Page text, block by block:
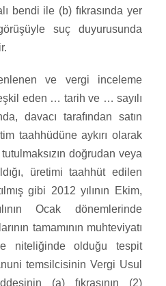
bendi ile (b) fıkrasında yer
suç duyurusunda
ve vergi inceleme
eden … tarih ve … sayılı
davacı tarafından satın
taahhüdüne aykırı olarak
doğrudan veya
üretimi taahhüt edilen
gibi 2012 yılının Ekim,
Ocak dönemlerinde
tamamının muhteviyatı
niteliğinde olduğu tespit
temsilcisinin Vergi Usul
(a) fıkrasının (2)